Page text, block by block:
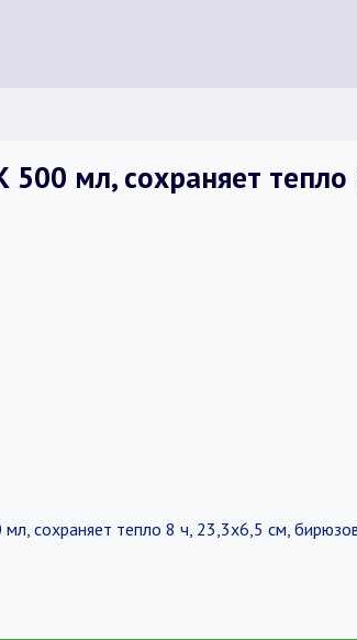
500 мл, сохраняет
сохраняет тепло 8 ч, 23,3х6,5 см,